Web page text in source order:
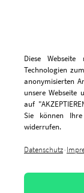
Diese
Technologien
anonymisierten
unsere Webseite
auf
Sie können
widerrufen.
Datenschutz·